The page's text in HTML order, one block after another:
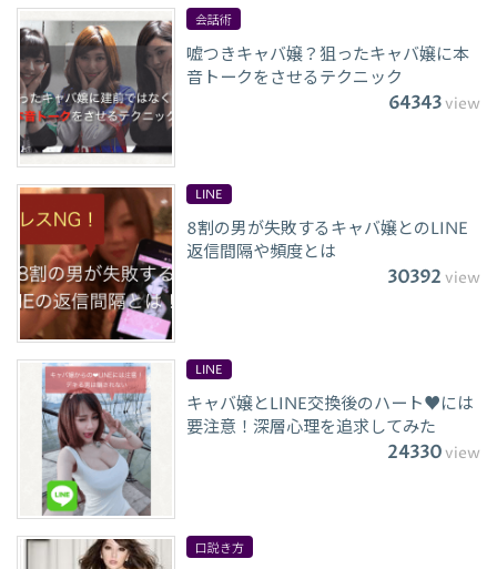
会話術
嘘つきキャバ嬢？狙ったキャバ嬢に本
音トークをさせるテクニック
64343view
LINE
8割の男が失敗するキャバ嬢とのLINE
返信間隔や頻度とは
30392 view
LINE
キャバ嬢とLINE交換後のハート♥には
要注意！深層心理を追求してみた
24330view
口説き方